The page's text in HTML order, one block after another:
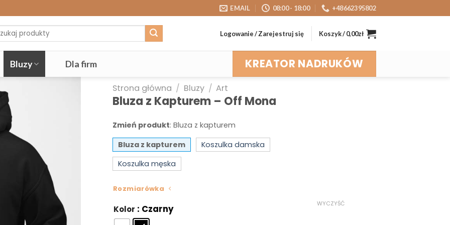
EMAIL 08:00 - 18:00 +48662395802
Logowanie / Zarejestruj się Koszyk /0,00zł
Bluzy Dla firm KREATOR NADRUKÓW
Strona główna / Bluzy / Art
Bluza z Kapturem – Off Mona
Zmień produkt: Bluza z kapturem
Bluza z kapturem
Koszulka damska
Koszulka męska
Rozmiarówka
Kolor : Czarny WYCZYŚĆ